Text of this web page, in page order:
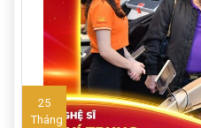
25
Tháng